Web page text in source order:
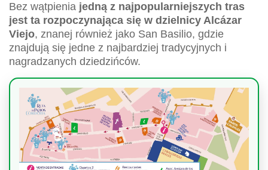
Bez wątpienia jedną z najpopularniejszych tras
jest ta rozpoczynająca się w dzielnicy Alcázar
Viejo, znanej również jako San Basilio, gdzie
znajdują się jedne z najbardziej tradycyjnych i
nagradzanych dziedzińców.